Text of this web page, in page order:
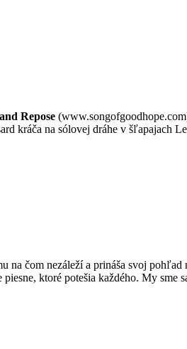
Repose
kráča na sólovej dráhe v šľapajach
čom nezáleží a prináša svoj
ktoré potešia každého. My sme